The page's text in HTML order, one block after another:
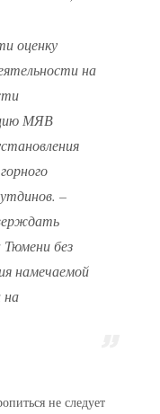
оценку
на
МЯВ
–
без
намечаемой
на
не следует